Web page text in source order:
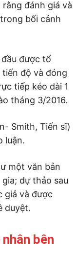
đánh giá và
bối cảnh
được tổ
tiến độ và đóng
tiếp kéo dài 1
tháng 3/2016.
Smith, Tiến sĩ)
luận.
một văn bản
dự thảo sau
giả và được
duyệt.
bên